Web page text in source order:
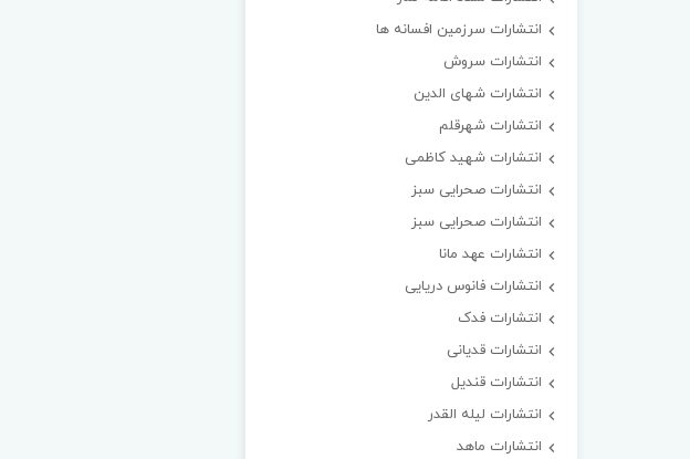
انتشارات سرزمین افسانه ها
انتشارات سروش
انتشارات شهای الدین
انتشارات شهرقلم
انتشارات شهید کاظمی
انتشارات صحرایی سبز
انتشارات صحرایی سبز
انتشارات عهد مانا
انتشارات فانوس دریایی
انتشارات فدک
انتشارات قدیانی
انتشارات قندیل
انتشارات لیله القدر
انتشارات ماهد